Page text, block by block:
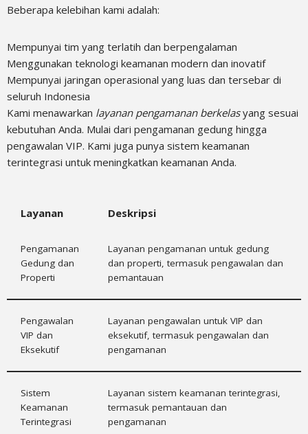
Beberapa kelebihan kami adalah:
Mempunyai tim yang terlatih dan berpengalaman
Menggunakan teknologi keamanan modern dan inovatif
Mempunyai jaringan operasional yang luas dan tersebar di
seluruh Indonesia
Kami menawarkan layanan pengamanan berkelasyang sesuai
kebutuhan Anda. Mulai dari pengamanan gedung hingga
pengawalan VIP. Kami juga punya sistem keamanan
terintegrasi untuk meningkatkan keamanan Anda.
Layanan Deskripsi
Pengamanan
Gedung dan
Properti
Layanan pengamanan untuk gedung
dan properti, termasuk pengawalan dan
pemantauan
Pengawalan
VIP dan
Eksekutif
Layanan pengawalan untuk VIP dan
eksekutif, termasuk pengawalan dan
pengamanan
Sistem
Keamanan
Terintegrasi
Layanan sistem keamanan terintegrasi,
termasuk pemantauan dan
pengamanan